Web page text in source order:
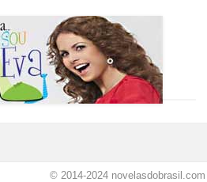
© 2014-2024 novelasdobrasil.com